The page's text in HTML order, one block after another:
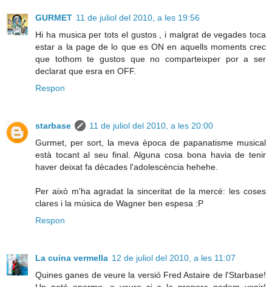
GURMET 11 de juliol del 2010, a les 19:56
Hi ha musica per tots el gustos , i malgrat de vegades toca
estar a la page de lo que es ON en aquells moments crec
que tothom te gustos que no comparteixper por a ser
declarat que esra en OFF.
Respon
starbase
11 de juliol del 2010, a les 20:00
Gurmet, per sort, la meva època de papanatisme musical
està tocant al seu final. Alguna cosa bona havia de tenir
haver deixat fa dècades l'adolescència hehehe.
Per això m'ha agradat la sinceritat de la mercè: les coses
clares i la música de Wagner ben espesa :P
Respon
La cuina vermella 12 de juliol del 2010, a les 11:07
Quines ganes de veure la versió Fred Astaire de l'Starbase!